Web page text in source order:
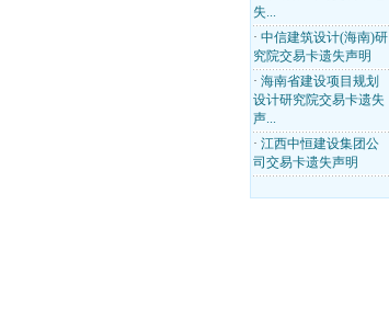
失...
· 中信建筑设计(海南)研
究院交易卡遗失声明
· 海南省建设项目规划
设计研究院交易卡遗失
声...
· 江西中恒建设集团公
司交易卡遗失声明